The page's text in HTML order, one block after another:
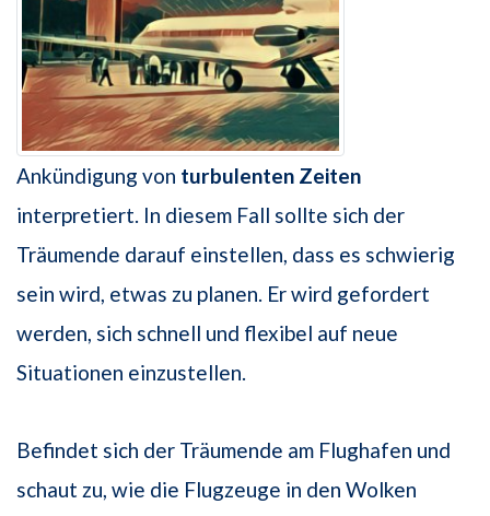
Ankündigung von turbulenten Zeiten
interpretiert. In diesem Fall sollte sich der
Träumende darauf einstellen, dass es schwierig
sein wird, etwas zu planen. Er wird gefordert
werden, sich schnell und flexibel auf neue
Situationen einzustellen.
Befindet sich der Träumende am Flughafen und
schaut zu, wie die Flugzeuge in den Wolken